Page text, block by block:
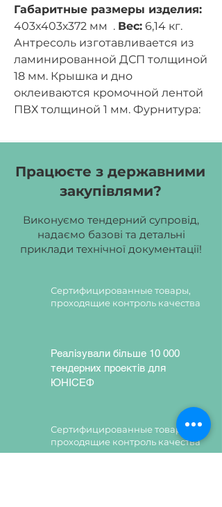
Габаритные размеры изделия:
403х403х372 мм . Вес: 6,14 кг.
Антресоль изготавливается из
ламинированной ДСП толщиной
18 мм. Крышка и дно
оклеиваются кромочной лентой
ПВХ толщиной 1 мм. Фурнитура:
Цвет ДСП:бук, дуб молочный,
Працюєте з державними
закупівлями?
Виконуємо тендерний супровід,
надаємо базові та детальні
приклади технічної документації!
Сертифицированные товары,
проходящие контроль качества
Реалізували більше 10 000
тендерних проектів для
ЮНІСЕФ
Сертифицированные товары,
проходящие контроль качества